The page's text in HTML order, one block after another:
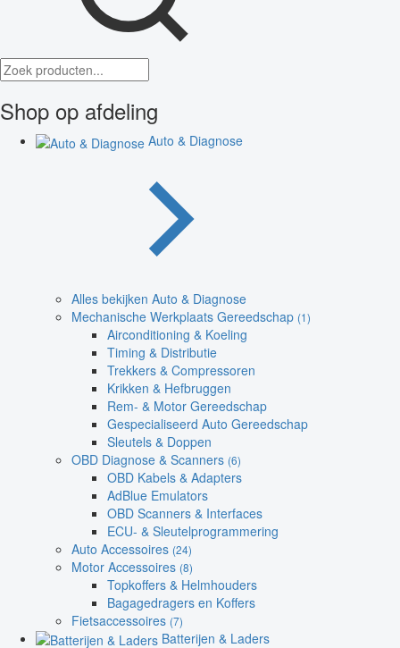
Shop op afdeling
Auto & Diagnose
Alles bekijken Auto & Diagnose
Mechanische Werkplaats Gereedschap (1)
Airconditioning & Koeling
Timing & Distributie
Trekkers & Compressoren
Krikken & Hefbruggen
Rem- & Motor Gereedschap
Gespecialiseerd Auto Gereedschap
Sleutels & Doppen
OBD Diagnose & Scanners (6)
OBD Kabels & Adapters
AdBlue Emulators
OBD Scanners & Interfaces
ECU- & Sleutelprogrammering
Auto Accessoires (24)
Motor Accessoires (8)
Topkoffers & Helmhouders
Bagagedragers en Koffers
Fietsaccessoires (7)
Batterijen & Laders